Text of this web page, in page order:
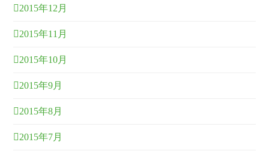
2015年12月
2015年11月
2015年10月
2015年9月
2015年8月
2015年7月